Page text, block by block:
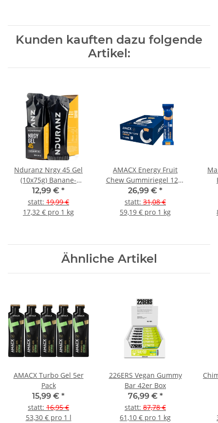
Kunden kauften dazu folgende
Artikel:
Nduranz Nrgy 45 Gel
(10x75g) Banane-
Karamell
12,99 € *
statt: 19,99 €
17,32 € pro 1 kg
AMACX Energy Fruit
Chew Gummiriegel 12er
Box Orange
26,99 € *
statt: 31,08 €
59,19 € pro 1 kg
Ähnliche Artikel
AMACX Turbo Gel 5er
Pack
15,99 € *
statt: 16,95 €
53,30 € pro 1 l
226ERS Vegan Gummy
Bar 42er Box
76,99 € *
statt: 87,78 €
61,10 € pro 1 kg